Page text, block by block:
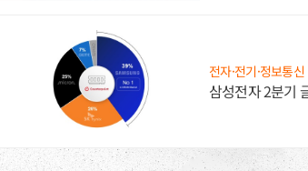
전자·전기·정보통신
삼성전자 2분기